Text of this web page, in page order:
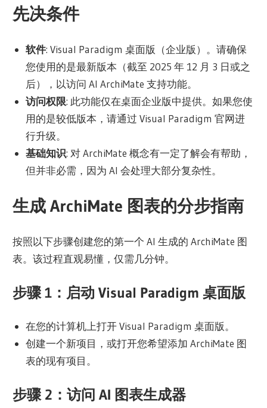
先决条件
软件: Visual Paradigm 桌面版（企业版）。请确保
您使用的是最新版本（截至 2025 年 12 月 3 日或之
后），以访问 AI ArchiMate 支持功能。
访问权限: 此功能仅在桌面企业版中提供。如果您使
用的是较低版本，请通过 Visual Paradigm 官网进
行升级。
基础知识: 对 ArchiMate 概念有一定了解会有帮助，
但并非必需，因为 AI 会处理大部分复杂性。
生成 ArchiMate 图表的分步指南
按照以下步骤创建您的第一个 AI 生成的 ArchiMate 图
表。该过程直观易懂，仅需几分钟。
步骤 1：启动 Visual Paradigm 桌面版
在您的计算机上打开 Visual Paradigm 桌面版。
创建一个新项目，或打开您希望添加 ArchiMate 图
表的现有项目。
步骤 2：访问 AI 图表生成器